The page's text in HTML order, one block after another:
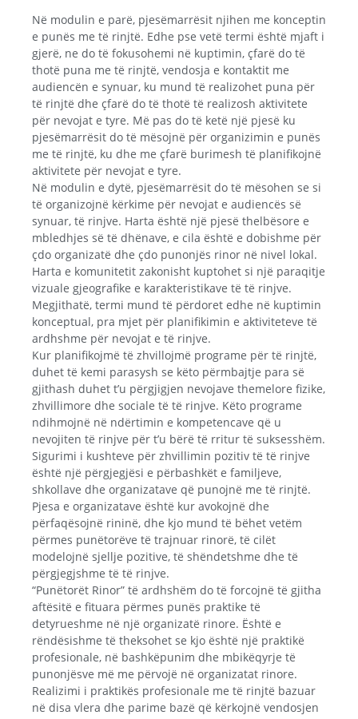
Në modulin e parë, pjesëmarrësit njihen me konceptin
e punës me të rinjtë. Edhe pse vetë termi është mjaft i
gjerë, ne do të fokusohemi në kuptimin, çfarë do të
thotë puna me të rinjtë, vendosja e kontaktit me
audiencën e synuar, ku mund të realizohet puna për
të rinjtë dhe çfarë do të thotë të realizosh aktivitete
për nevojat e tyre. Më pas do të ketë një pjesë ku
pjesëmarrësit do të mësojnë për organizimin e punës
me të rinjtë, ku dhe me çfarë burimesh të planifikojnë
aktivitete për nevojat e tyre.
Në modulin e dytë, pjesëmarrësit do të mësohen se si
të organizojnë kërkime për nevojat e audiencës së
synuar, të rinjve. Harta është një pjesë thelbësore e
mbledhjes së të dhënave, e cila është e dobishme për
çdo organizatë dhe çdo punonjës rinor në nivel lokal.
Harta e komunitetit zakonisht kuptohet si një paraqitje
vizuale gjeografike e karakteristikave të të rinjve.
Megjithatë, termi mund të përdoret edhe në kuptimin
konceptual, pra mjet për planifikimin e aktiviteteve të
ardhshme për nevojat e të rinjve.
Kur planifikojmë të zhvillojmë programe për të rinjtë,
duhet të kemi parasysh se këto përmbajtje para së
gjithash duhet t’u përgjigjen nevojave themelore fizike,
zhvillimore dhe sociale të të rinjve. Këto programe
ndihmojnë në ndërtimin e kompetencave që u
nevojiten të rinjve për t’u bërë të rritur të suksesshëm.
Sigurimi i kushteve për zhvillimin pozitiv të të rinjve
është një përgjegjësi e përbashkët e familjeve,
shkollave dhe organizatave që punojnë me të rinjtë.
Pjesa e organizatave është kur avokojnë dhe
përfaqësojnë rininë, dhe kjo mund të bëhet vetëm
përmes punëtorëve të trajnuar rinorë, të cilët
modelojnë sjellje pozitive, të shëndetshme dhe të
përgjegjshme të të rinjve.
“Punëtorët Rinor” të ardhshëm do të forcojnë të gjitha
aftësitë e fituara përmes punës praktike të
detyrueshme në një organizatë rinore. Është e
rëndësishme të theksohet se kjo është një praktikë
profesionale, në bashkëpunim dhe mbikëqyrje të
punonjësve më me përvojë në organizatat rinore.
Realizimi i praktikës profesionale me të rinjtë bazuar
në disa vlera dhe parime bazë që kërkojnë vendosjen